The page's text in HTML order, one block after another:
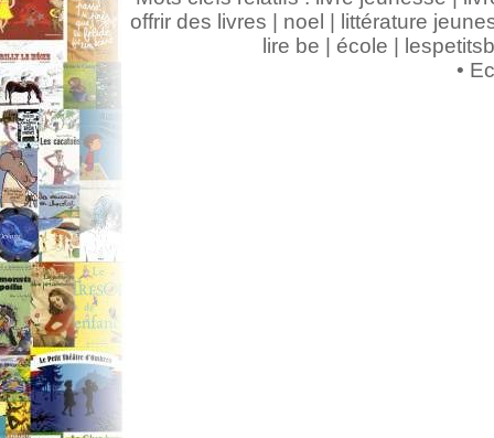
offrir des livres | noel | littérature
lire be | école |
•